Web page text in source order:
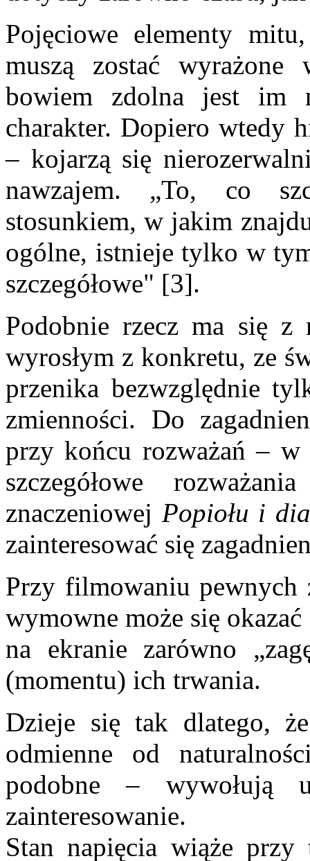
Pojęciowe elementy
muszą zostać
bowiem zdolna jest im
charakter. Dopiero wtedy
– kojarzą się
nawzajem. „To, co
stosunkiem, w jakim
ogólne, istnieje tylko w
szczegółowe" [3].
Podobnie rzecz ma się
wyrosłym z konkretu, ze
przenika bezwzględnie
zmienności. Do
przy końcu rozważań –
szczegółowe
znaczeniowej Popiołu i
zainteresować się
Przy filmowaniu pewnych
wymowne może się okazać
na ekranie zarówno
(momentu) ich trwania.
Dzieje się tak dlatego,
odmienne od
podobne – wywołują
zainteresowanie.
Stan napięcia wiąże